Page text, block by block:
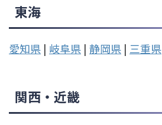
東海
愛知県 | 岐阜県 | 静岡県 | 三重県
関西・近畿